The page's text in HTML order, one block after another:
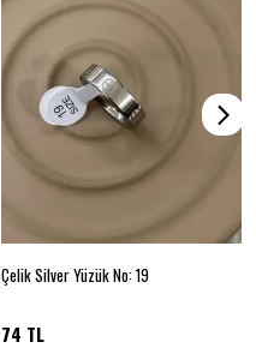
Çelik Silver Yüzük No: 19
74 TL